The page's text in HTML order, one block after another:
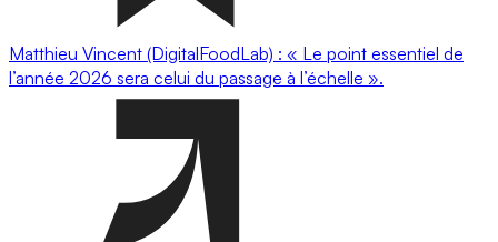
Matthieu Vincent (DigitalFoodLab) : « Le point essentiel de
l’année 2026 sera celui du passage à l’échelle ».